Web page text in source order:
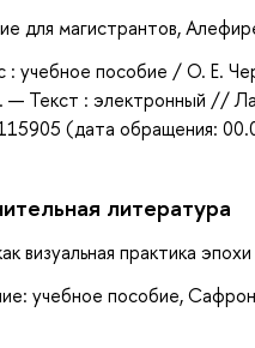
для магистрантов,
: учебное пособие / О.
Текст : электронный //
(дата обращения:
литература
визуальная практика
учебное пособие,